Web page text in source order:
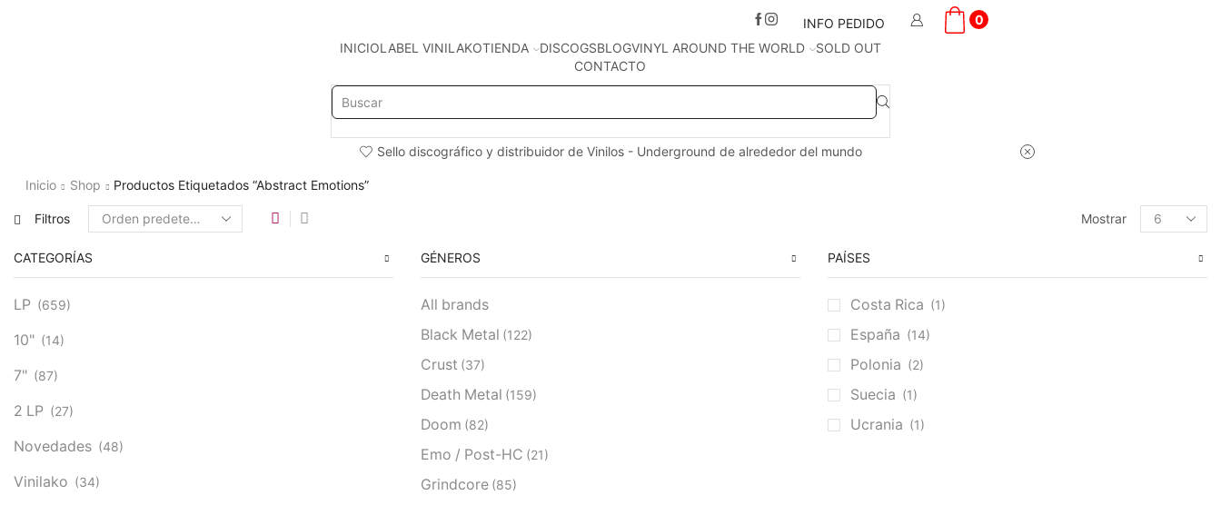
INFO PEDIDO
0
INICIOLABEL VINILAKOTIENDA DISCOGSBLOGVINYL AROUND THE WORLD
SOLD OUT
CONTACTO
Search
input
Sello discográfico y distribuidor de Vinilos - Underground de alrededor del mundo
Inicio Shop Productos Etiquetados “Abstract Emotions”
Filtros Mostrar
Products
per
CATEGORÍAS
LP (659)
10" (14)
7" (87)
2 LP (27)
Novedades (48)
Vinilako (34)
GÉNEROS
All brands
Black Metal (122)
Crust (37)
Death Metal (159)
Doom (82)
Emo / Post-HC (21)
Grindcore (85)
PAÍSES
Costa Rica (1)
España (14)
Polonia (2)
Suecia (1)
Ucrania (1)